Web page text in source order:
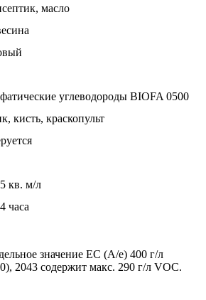
масло
углеводороды BIOFA 0500
кисть, краскопульт
кв. м/л
часа
значение ЕС (A/e) 400 г/л
2043 содержит макс. 290 г/л VOC.